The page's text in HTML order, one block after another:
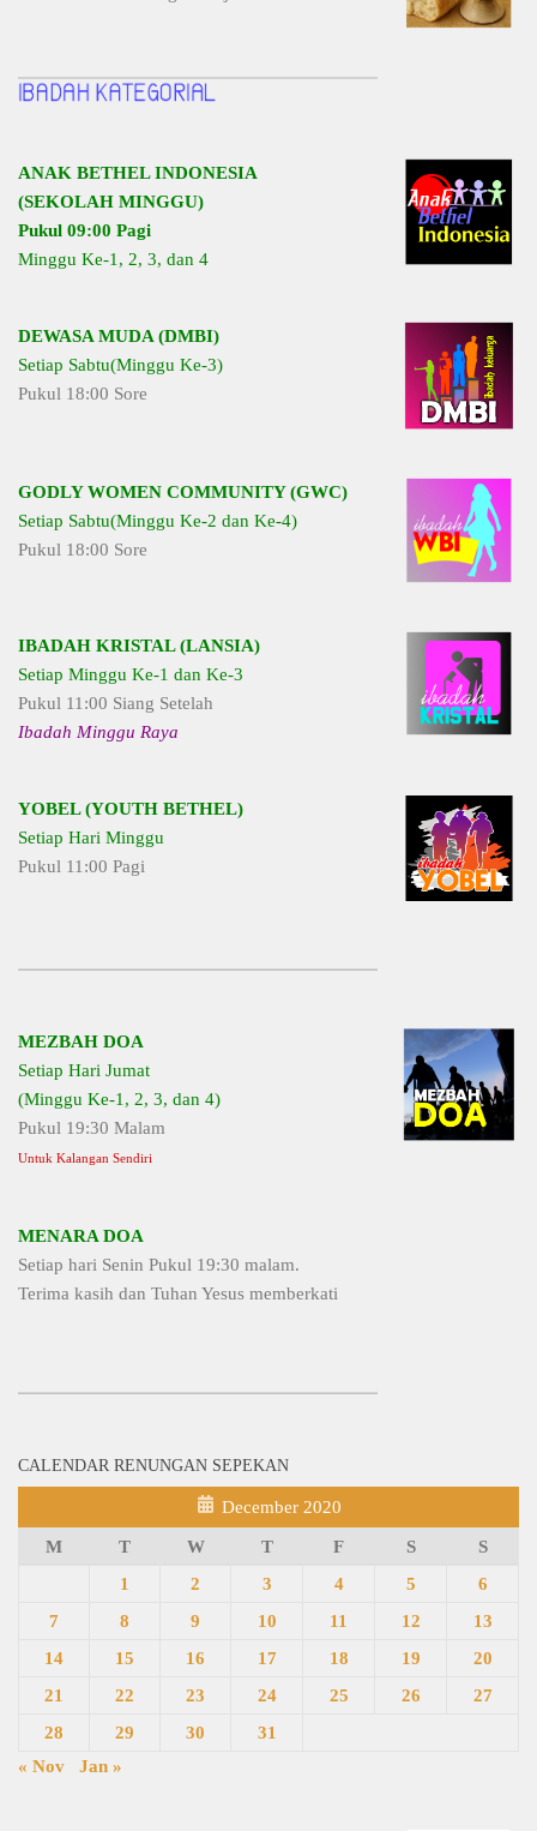
ANAK BETHEL INDONESIA
(SEKOLAH MINGGU)
Pukul 09:00 Pagi
Minggu Ke-1, 2, 3, dan 4
DEWASA MUDA (DMBI)
Setiap Sabtu(Minggu Ke-3)
Pukul 18:00 Sore
GODLY WOMEN COMMUNITY (GWC)
Setiap Sabtu(Minggu Ke-2 dan Ke-4)
Pukul 18:00 Sore
IBADAH KRISTAL (LANSIA)
Setiap Minggu Ke-1 dan Ke-3
Pukul 11:00 Siang Setelah
Ibadah Minggu Raya
YOBEL (YOUTH BETHEL)
Setiap Hari Minggu
Pukul 11:00 Pagi
MEZBAH DOA
Setiap Hari Jumat
(Minggu Ke-1, 2, 3, dan 4)
Pukul 19:30 Malam
Untuk Kalangan Sendiri
MENARA DOA
Setiap hari Senin Pukul 19:30 malam.
Terima kasih dan Tuhan Yesus memberkati
CALENDAR RENUNGAN SEPEKAN
December 2020
M T W T F S
S
1
2 3 4 5
6
7
8 9 10 11 12
13
14
15 16 17 18 19
20
21
22 23 24 25 26
27
28
29 30
31
« Nov
Jan »